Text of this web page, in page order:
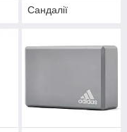
Сандалії